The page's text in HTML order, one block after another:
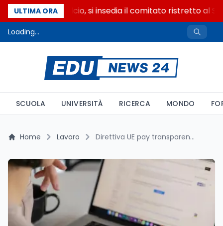
ULTIMA ORA
Riforma del calcio, si insedia il comitato ristretto al
Loading...
SCUOLA UNIVERSITÀ RICERCA MONDO
Home Lavoro Direttiva UE pay transparency: solo 1 annuncio su 3 riporta la RAL